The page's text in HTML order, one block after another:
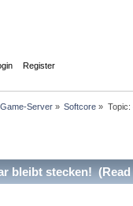
Register
Game-Server» Softcore » Topic:
bleibt stecken! (Read